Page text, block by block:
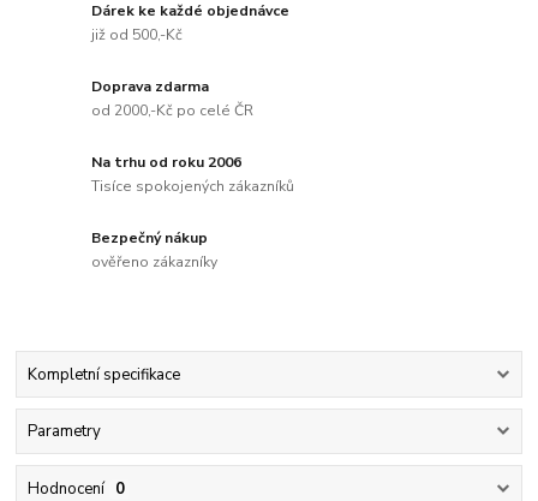
Dárek ke každé objednávce
již od 500,-Kč
Doprava zdarma
od 2000,-Kč po celé ČR
Na trhu od roku 2006
Tisíce spokojených zákazníků
Bezpečný nákup
ověřeno zákazníky
Kompletní specifikace
Parametry
Hodnocení 0